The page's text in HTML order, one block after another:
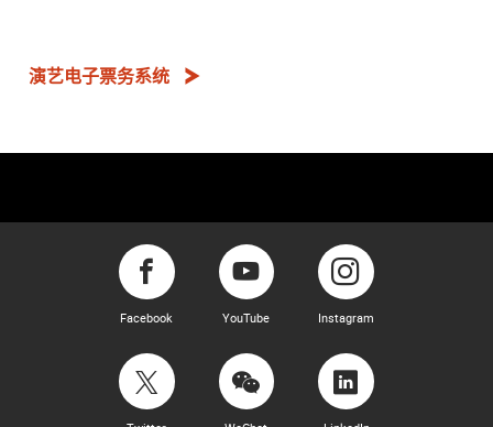
演艺电子票务系统
Facebook YouTube Instagram